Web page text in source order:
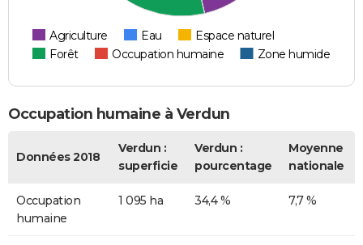
Agriculture Eau
Espace naturel
Forêt
Occupation humaine Zone humide
Occupation humaine à Verdun
Données 2018
Verdun :
superficie
Verdun :
pourcentage
Moyenne
nationale
Occupation
humaine
1 095 ha 34,4 % 7,7 %